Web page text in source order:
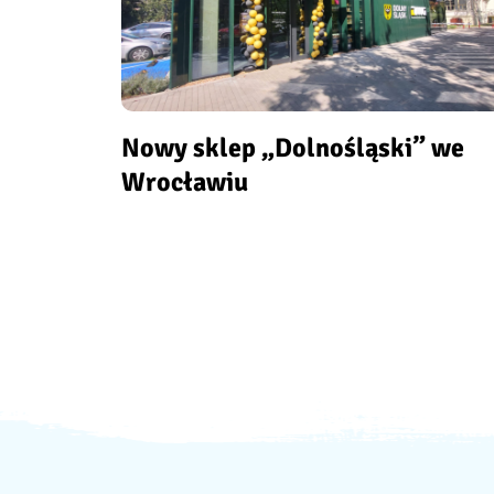
Nowy sklep „Dolnośląski” we
Wrocławiu